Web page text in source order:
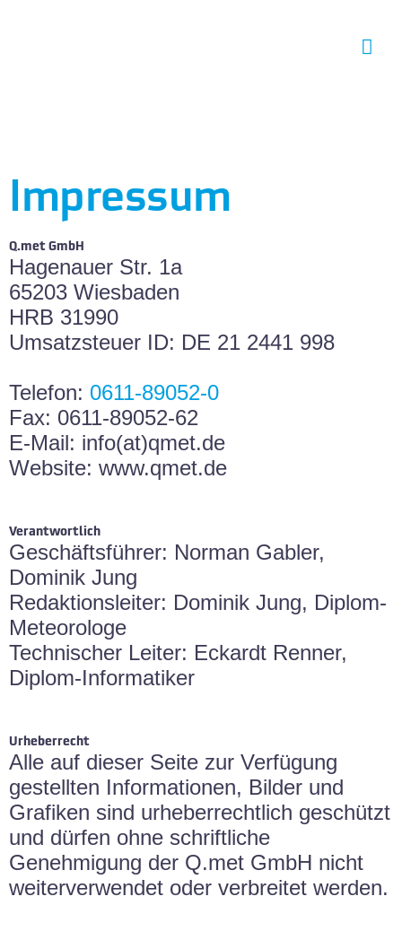
Impressum
Q.met GmbH
Hagenauer Str. 1a
65203 Wiesbaden
HRB 31990
Umsatzsteuer ID: DE 21 2441 998
Telefon: 0611-89052-0
Fax: 0611-89052-62
E-Mail: info(at)qmet.de
Website: www.qmet.de
Verantwortlich
Geschäftsführer: Norman Gabler,
Dominik Jung
Redaktionsleiter: Dominik Jung, Diplom-
Meteorologe
Technischer Leiter: Eckardt Renner,
Diplom-Informatiker
Urheberrecht
Alle auf dieser Seite zur Verfügung
gestellten Informationen, Bilder und
Grafiken sind urheberrechtlich geschützt
und dürfen ohne schriftliche
Genehmigung der Q.met GmbH nicht
weiterverwendet oder verbreitet werden.